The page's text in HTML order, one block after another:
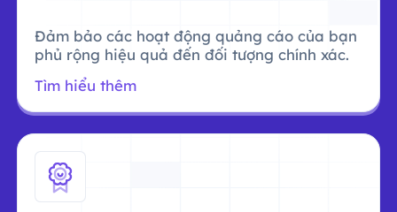
Đảm bảo các hoạt động quảng cáo của bạn
phủ rộng hiệu quả đến đối tượng chính xác.
Tìm hiểu thêm